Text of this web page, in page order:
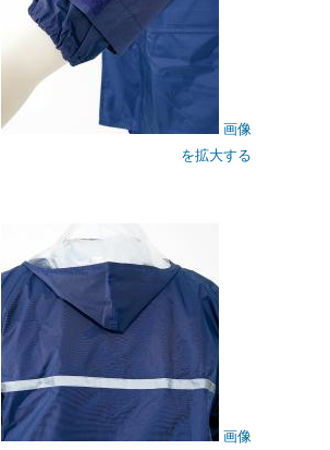
画像
を拡大する
画像